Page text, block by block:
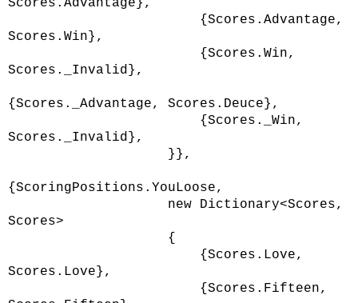
Scores.Advantage},
{Scores.Advantage,
Scores.Win},
{Scores.Win,
Scores._Invalid},
{Scores._Advantage, Scores.Deuce},
{Scores._Win,
Scores._Invalid},
}},
{ScoringPositions.YouLoose,
new Dictionary<Scores,
Scores>
{
{Scores.Love,
Scores.Love},
{Scores.Fifteen,